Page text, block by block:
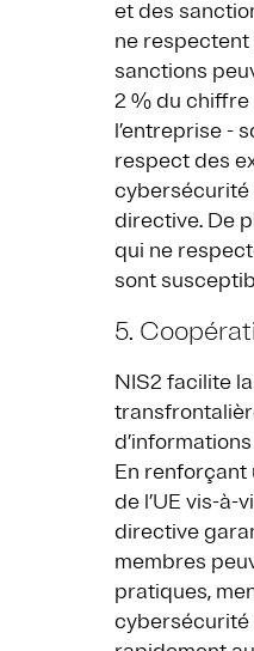
et des
ne respectent
sanctions
2 % du chiffre
l’entreprise -
respect des
cybersécurité
directive. De
qui ne
sont
5.
NIS2 facilite
En renforçant
de l’UE vis-à-
directive
membres
pratiques,
cybersécurité